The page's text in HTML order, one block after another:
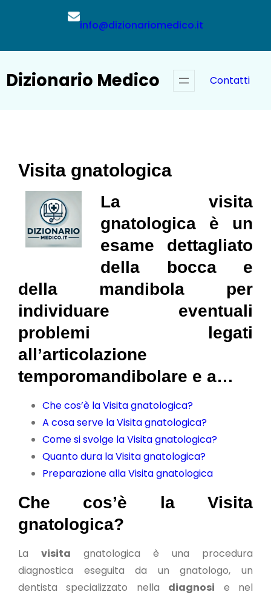
info@dizionariomedico.it
Dizionario Medico Contatti
Visita gnatologica
La visita
gnatologica è un
esame dettagliato
della bocca e
della mandibola per
individuare eventuali
problemi legati
all’articolazione
temporomandibolare e a…
Che cos’è la Visita gnatologica?
A cosa serve la Visita gnatologica?
Come si svolge la Visita gnatologica?
Quanto dura la Visita gnatologica?
Preparazione alla Visita gnatologica
Che cos’è la Visita
gnatologica?
La visita gnatologica è una procedura
diagnostica eseguita da un gnatologo, un
dentista specializzato nella diagnosi e nel